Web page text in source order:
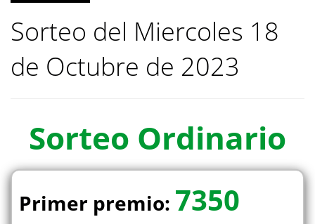
Sorteo del Miercoles 18
de Octubre de 2023
Sorteo Ordinario
Primer premio: 7350